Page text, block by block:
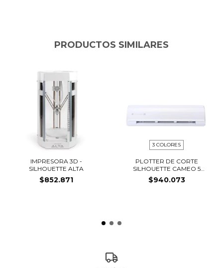
PRODUCTOS SIMILARES
IMPRESORA 3D -
SILHOUETTE ALTA
$852.871
3 COLORES
PLOTTER DE CORTE
SILHOUETTE CAMEO 5
ALPH...
$940.073